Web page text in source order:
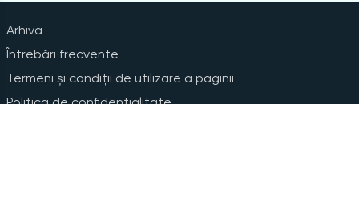
Arhiva
Întrebări frecvente
Termeni și condiții de utilizare a paginii
Politica de confidențialitate